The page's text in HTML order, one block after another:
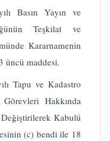
Basın Yayın ve
Teşkilat ve
Kararnamenin
üncü maddesi.
Tapu ve Kadastro
Hakkında
Kabulü
(c) bendi ile 18